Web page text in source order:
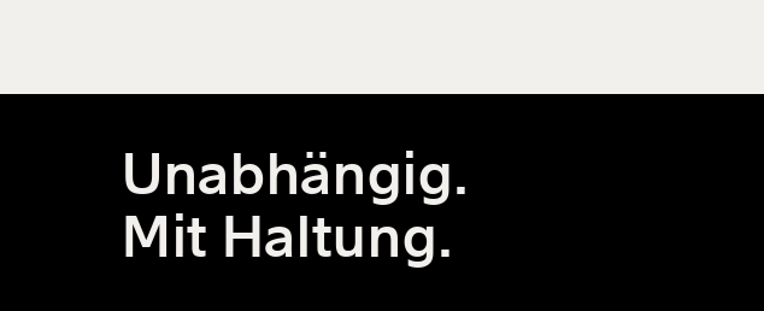
Unabhängig.
Mit Haltung.